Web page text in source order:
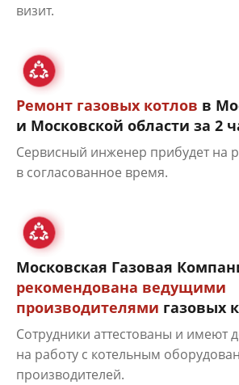
визит.
Ремонт газовых котлов в
и Московской области за 2
Сервисный инженер прибудет на
в согласованное время.
Московская Газовая
рекомендована ведущими
производителями газовых
Сотрудники аттестованы и имеют
на работу с котельным
производителей.